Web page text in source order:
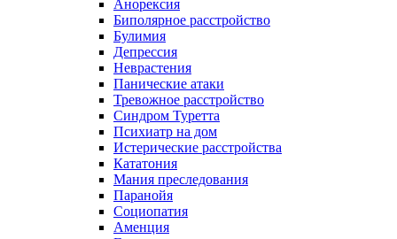
Анорексия
Биполярное расстройство
Булимия
Депрессия
Неврастения
Панические атаки
Тревожное расстройство
Синдром Туретта
Психиатр на дом
Истерические расстройства
Кататония
Мания преследования
Паранойя
Социопатия
Аменция